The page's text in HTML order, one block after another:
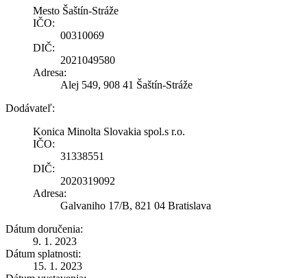
Mesto Šaštín-Stráže
IČO:
00310069
DIČ:
2021049580
Adresa:
Alej 549, 908 41 Šaštín-Stráže
Dodávateľ:
Konica Minolta Slovakia spol.s r.o.
IČO:
31338551
DIČ:
2020319092
Adresa:
Galvaniho 17/B, 821 04 Bratislava
Dátum doručenia:
9. 1. 2023
Dátum splatnosti:
15. 1. 2023